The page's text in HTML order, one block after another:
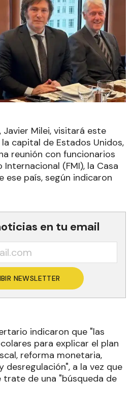
Milei, visitará este
capital de Estados Unidos,
reunión con funcionarios
(FMI), la Casa
ese país, según indicaron
en tu email
NEWSLETTER
indicaron que "las
para explicar el plan
reforma monetaria,
desregulación", a la vez que
trate de una "búsqueda de